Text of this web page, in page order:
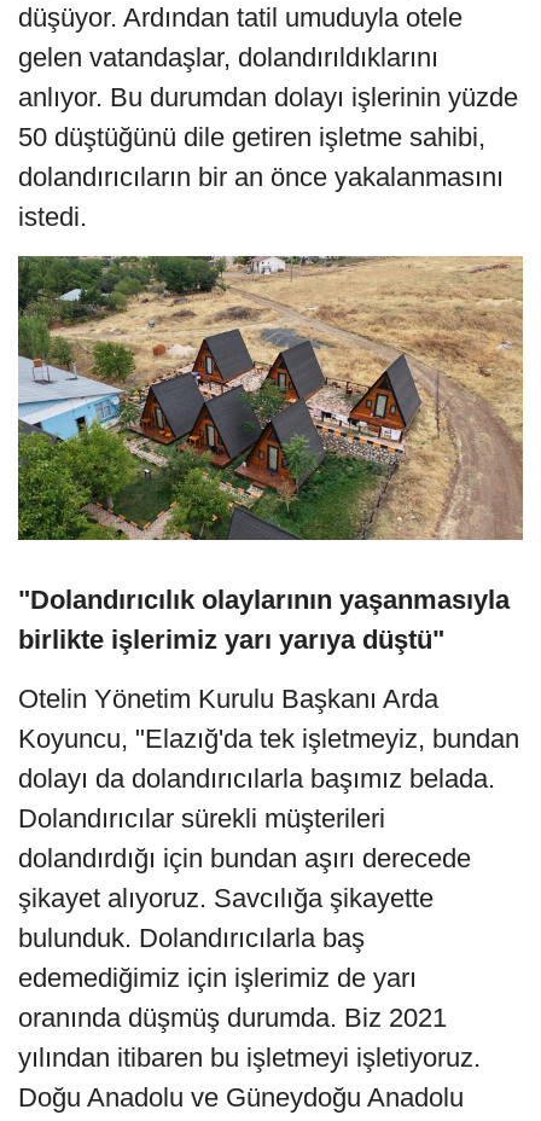
düşüyor. Ardından tatil umuduyla otele
gelen vatandaşlar, dolandırıldıklarını
anlıyor. Bu durumdan dolayı işlerinin yüzde
50 düştüğünü dile getiren işletme sahibi,
dolandırıcıların bir an önce yakalanmasını
istedi.
"Dolandırıcılık olaylarının yaşanmasıyla
birlikte işlerimiz yarı yarıya düştü"
Otelin Yönetim Kurulu Başkanı Arda
Koyuncu, "Elazığ'da tek işletmeyiz, bundan
dolayı da dolandırıcılarla başımız belada.
Dolandırıcılar sürekli müşterileri
dolandırdığı için bundan aşırı derecede
şikayet alıyoruz. Savcılığa şikayette
bulunduk. Dolandırıcılarla baş
edemediğimiz için işlerimiz de yarı
oranında düşmüş durumda. Biz 2021
yılından itibaren bu işletmeyi işletiyoruz.
Doğu Anadolu ve Güneydoğu Anadolu